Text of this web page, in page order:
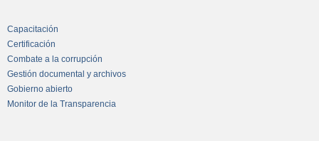
Capacitación
Certificación
Combate a la corrupción
Gestión documental y archivos
Gobierno abierto
Monitor de la Transparencia